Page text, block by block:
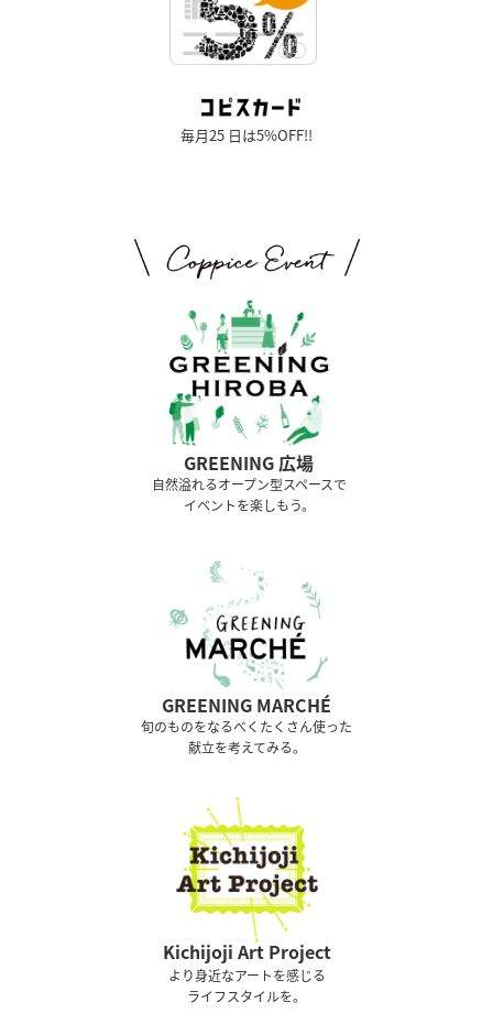
毎月25 日は5%OFF!!
GREENING 広場
⾃然溢れるオープン型スペースで
イベントを楽しもう。
GREENING MARCHÉ
旬のものをなるべくたくさん使った
献立を考えてみる。
Kichijoji Art Project
より身近なアートを感じる
ライフスタイルを。